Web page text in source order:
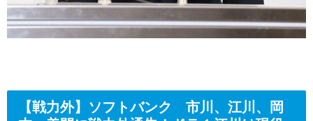
【戦力外】ソフトバンク 市川、江川、岡